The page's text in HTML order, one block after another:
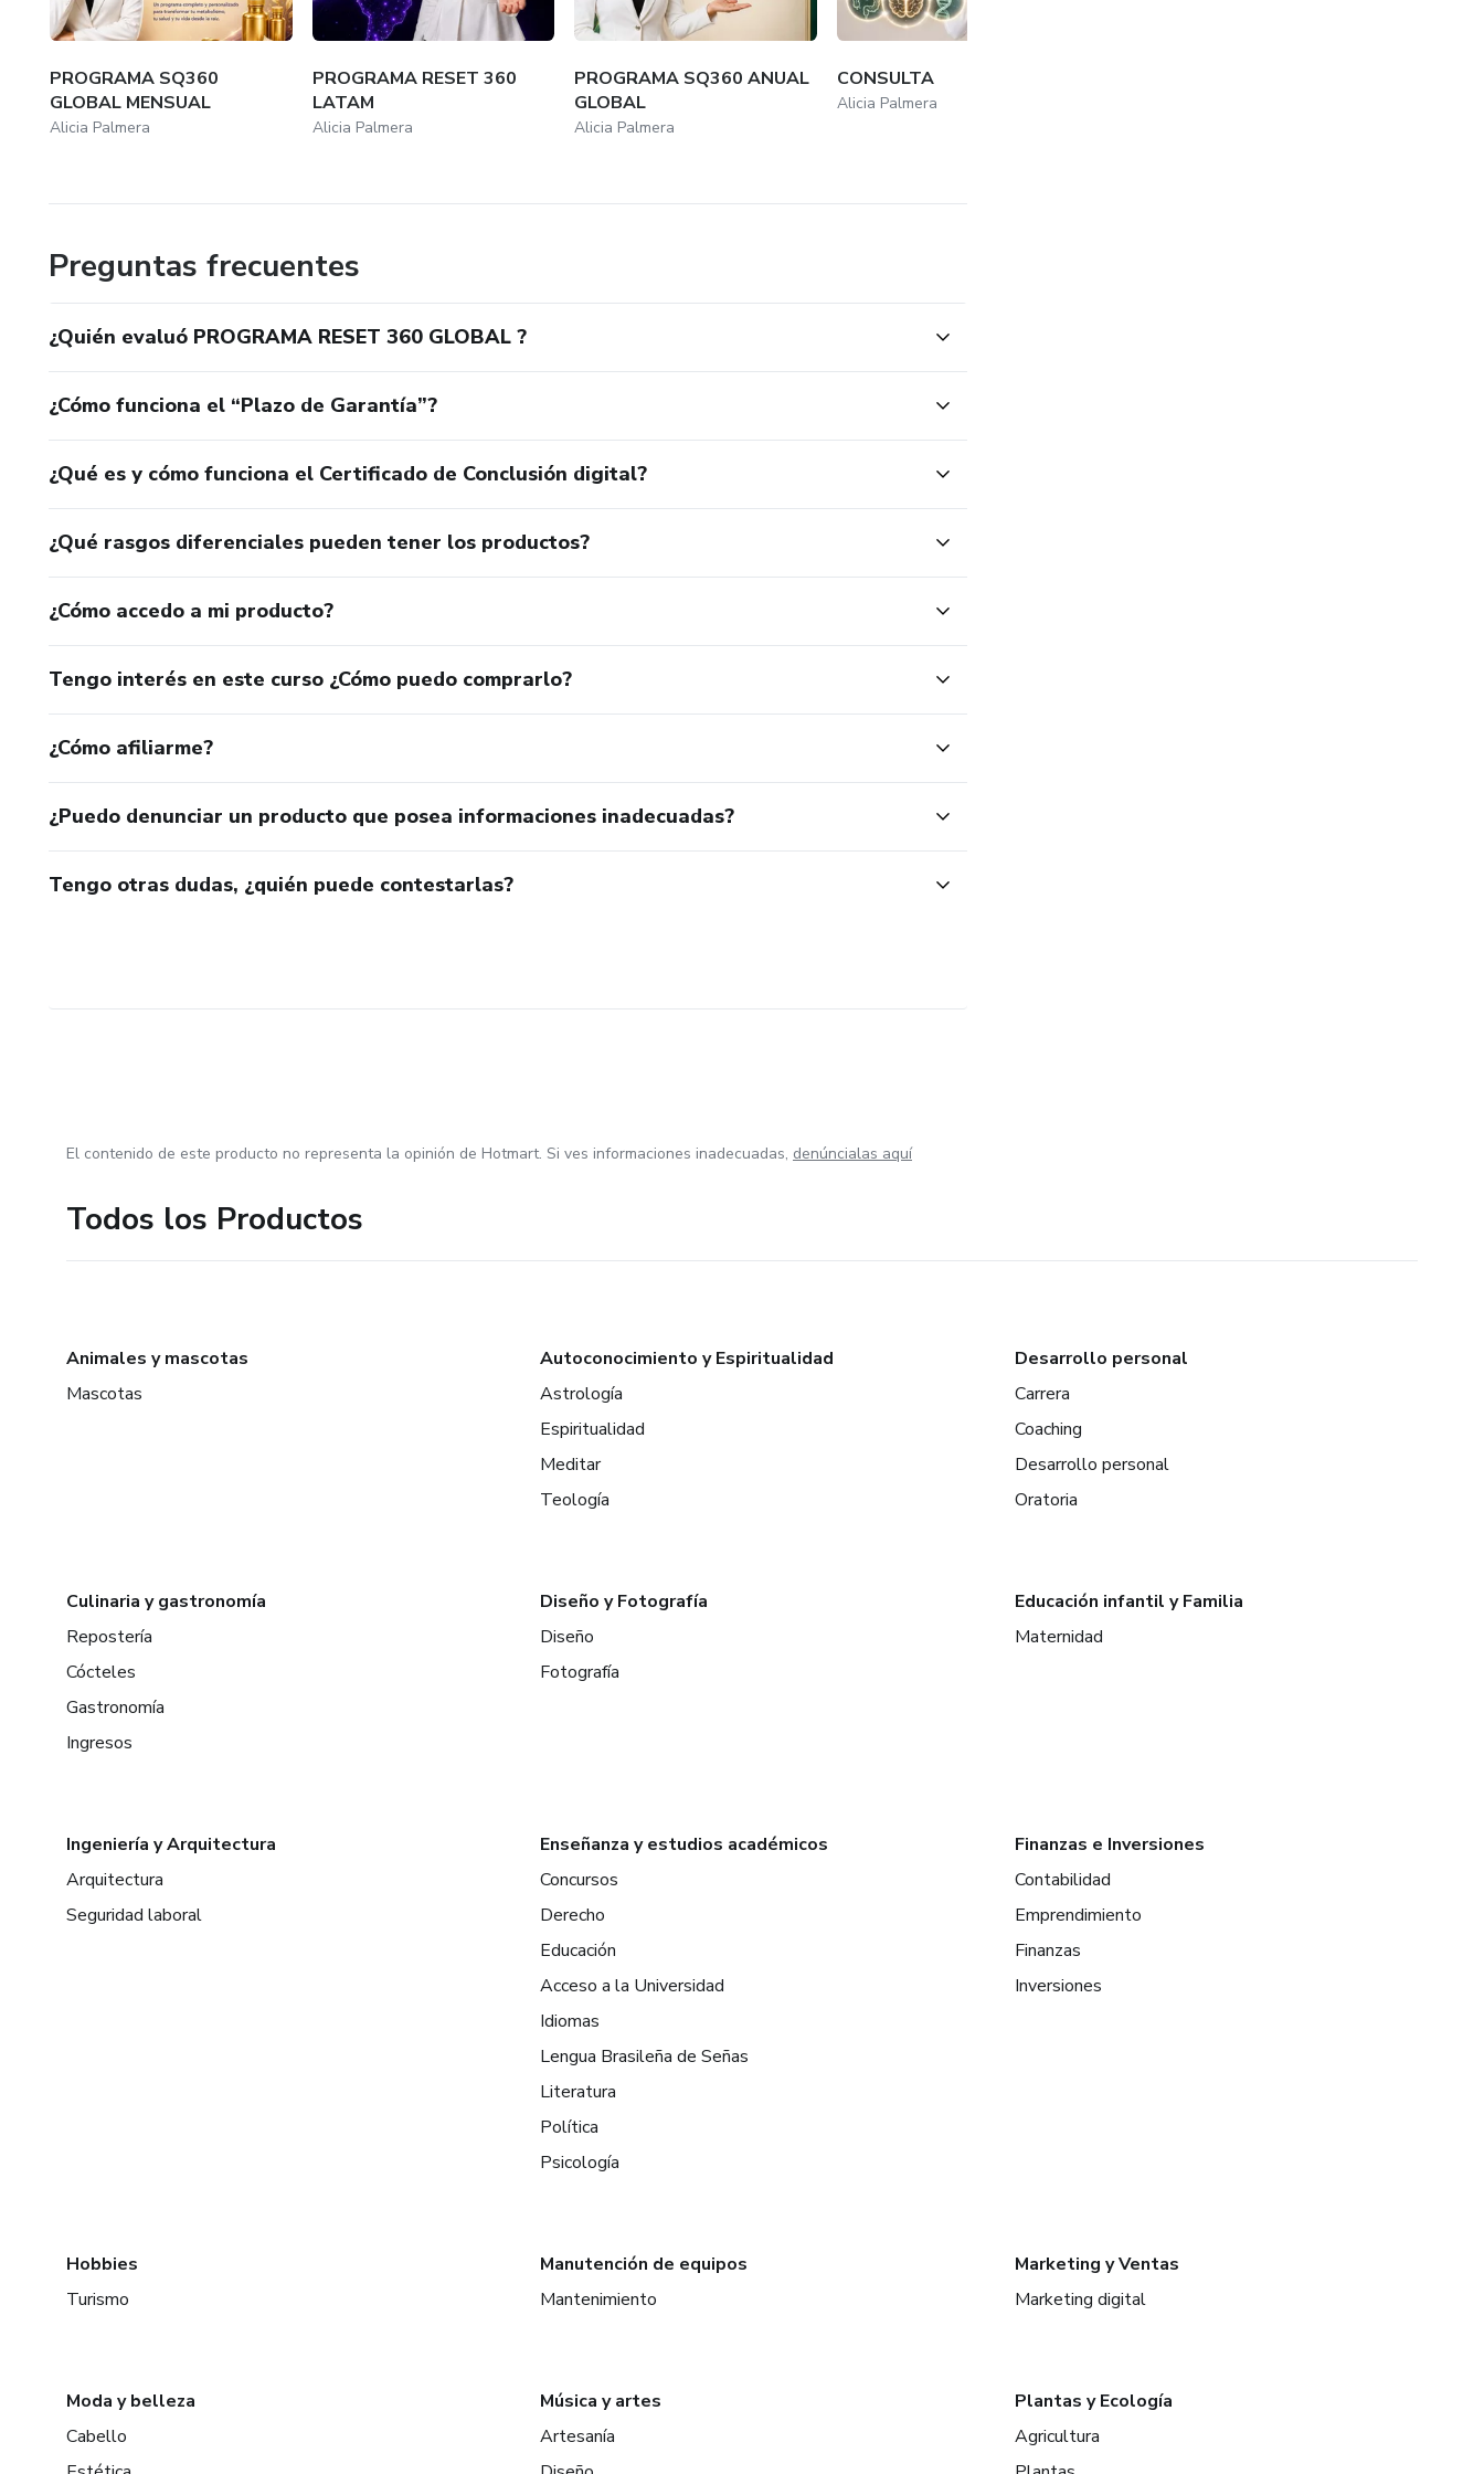
PROGRAMA SQ360
GLOBAL MENSUAL
Alicia Palmera
PROGRAMA RESET 360
LATAM
Alicia Palmera
PROGRAMA SQ360 ANUAL
GLOBAL
Alicia Palmera
CONSULTA
Alicia Palmera
Preguntas frecuentes
¿Quién evaluó PROGRAMA RESET 360 GLOBAL ?
¿Cómo funciona el “Plazo de Garantía”?
¿Qué es y cómo funciona el Certificado de Conclusión digital?
¿Qué rasgos diferenciales pueden tener los productos?
¿Cómo accedo a mi producto?
Tengo interés en este curso ¿Cómo puedo comprarlo?
¿Cómo afiliarme?
¿Puedo denunciar un producto que posea informaciones inadecuadas?
Tengo otras dudas, ¿quién puede contestarlas?
El contenido de este producto no representa la opinión de Hotmart. Si ves informaciones inadecuadas, denúncialas aquí
Todos los Productos
Animales y mascotas
Mascotas
Autoconocimiento y Espiritualidad
Astrología
Espiritualidad
Meditar
Teología
Desarrollo personal
Carrera
Coaching
Desarrollo personal
Oratoria
Culinaria y gastronomía
Repostería
Cócteles
Gastronomía
Ingresos
Diseño y Fotografía
Diseño
Fotografía
Educación infantil y Familia
Maternidad
Ingeniería y Arquitectura
Arquitectura
Seguridad laboral
Enseñanza y estudios académicos
Concursos
Derecho
Educación
Acceso a la Universidad
Idiomas
Lengua Brasileña de Señas
Literatura
Política
Psicología
Finanzas e Inversiones
Contabilidad
Emprendimiento
Finanzas
Inversiones
Hobbies
Turismo
Manutención de equipos
Mantenimiento
Marketing y Ventas
Marketing digital
Moda y belleza
Cabello
Música y artes
Artesanía
Plantas y Ecología
Agricultura